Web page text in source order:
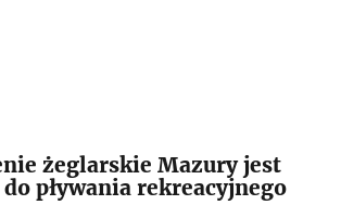
żeglarskie Mazury jest
pływania rekreacyjnego